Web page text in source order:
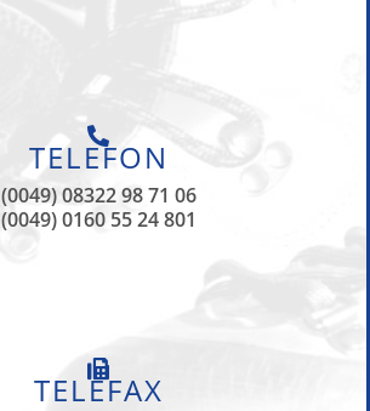
TELEFON
(0049) 08322 98 71 06
(0049) 0160 55 24 801
TELEFAX